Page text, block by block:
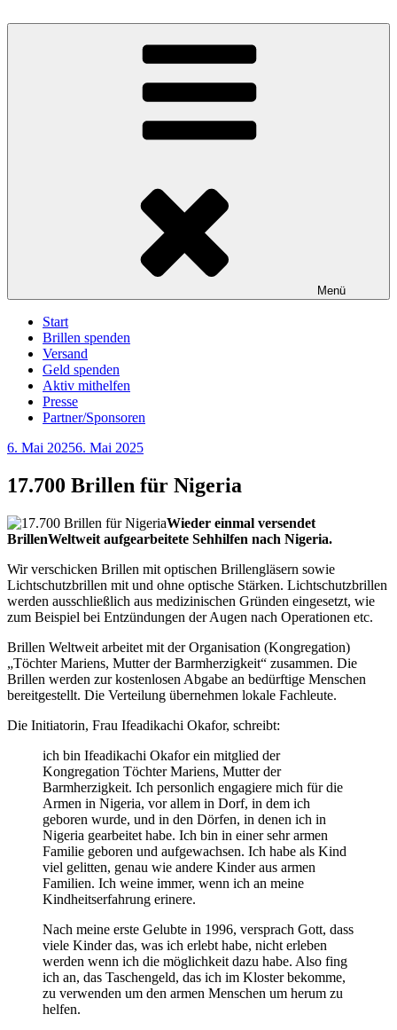
Inhalt
BrillenWeltweit: Brillen spenden – Sehen schenken
Eine Aktion unter der Trägerschaft des Deutschen Katholischen
Menü
Start
Brillen spenden
Versand
Geld spenden
Aktiv mithelfen
Presse
Partner/Sponsoren
Veröffentlicht
6. Mai 20256. Mai 2025
17.700 Brillen für Nigeria
Wieder einmal versendet
BrillenWeltweit aufgearbeitete Sehhilfen nach Nigeria.
Wir verschicken Brillen mit optischen Brillengläsern sowie
Lichtschutzbrillen mit und ohne optische Stärken. Lichtschutzbrillen
werden ausschließlich aus medizinischen Gründen eingesetzt, wie
zum Beispiel bei Entzündungen der Augen nach Operationen etc.
Brillen Weltweit arbeitet mit der Organisation (Kongregation)
„Töchter Mariens, Mutter der Barmherzigkeit“ zusammen. Die
Brillen werden zur kostenlosen Abgabe an bedürftige Menschen
bereitgestellt. Die Verteilung übernehmen lokale Fachleute.
Die Initiatorin, Frau Ifeadikachi Okafor, schreibt:
ich bin Ifeadikachi Okafor ein mitglied der
Kongregation Töchter Mariens, Mutter der
Barmherzigkeit. Ich personlich engagiere mich für die
Armen in Nigeria, vor allem in Dorf, in dem ich
geboren wurde, und in den Dörfen, in denen ich in
Nigeria gearbeitet habe. Ich bin in einer sehr armen
Familie geboren und aufgewachsen. Ich habe als Kind
viel gelitten, genau wie andere Kinder aus armen
Familien. Ich weine immer, wenn ich an meine
Kindheitserfahrung erinere.
Nach meine erste Gelubte in 1996, versprach Gott, dass
viele Kinder das, was ich erlebt habe, nicht erleben
werden wenn ich die möglichkeit dazu habe. Also fing
ich an, das Taschengeld, das ich im Kloster bekomme,
zu verwenden um den armen Menschen um herum zu
helfen.